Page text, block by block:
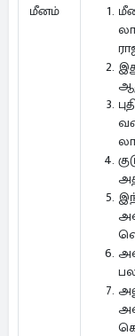
மீனம்